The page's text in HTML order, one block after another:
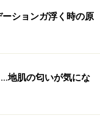
ションガ浮く時の原
地肌の匂いが気にな